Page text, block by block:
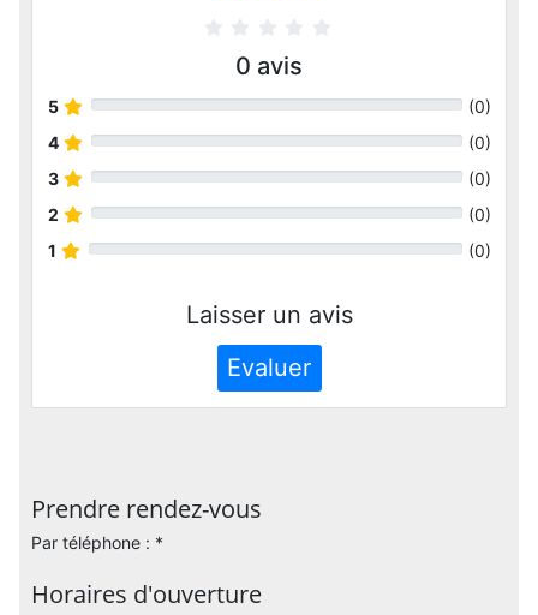
0 avis
5 (0)
4
(0)
3
(0)
2
(0)
1
(0)
Laisser un avis
Evaluer
Prendre rendez-vous
Par téléphone : *
Horaires d'ouverture